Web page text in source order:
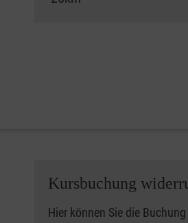
Kursbuchung
Hier können Sie die